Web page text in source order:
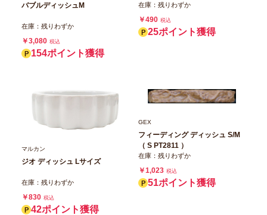
バブルディッシュM
在庫：残りわずか
￥3,080 税込
154ポイント獲得
在庫：残りわずか
￥490 税込
25ポイント獲得
マルカン
ジオ ディッシュ Lサイズ
在庫：残りわずか
￥830 税込
42ポイント獲得
GEX
フィーディング ディッシュ S/M
（ S PT2811 ）
在庫：残りわずか
￥1,023 税込
51ポイント獲得